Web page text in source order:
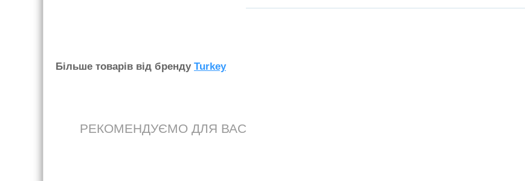
Бiльше товарiв вiд бренду Turkey
РЕКОМЕНДУЄМО ДЛЯ ВАС